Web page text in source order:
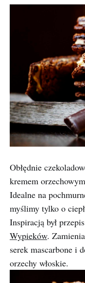
Obłędnie
kremem
Idealne na
myślimy tylko o
Inspiracją był
Wypieków.
serek mascarbone i
orzechy włoskie.